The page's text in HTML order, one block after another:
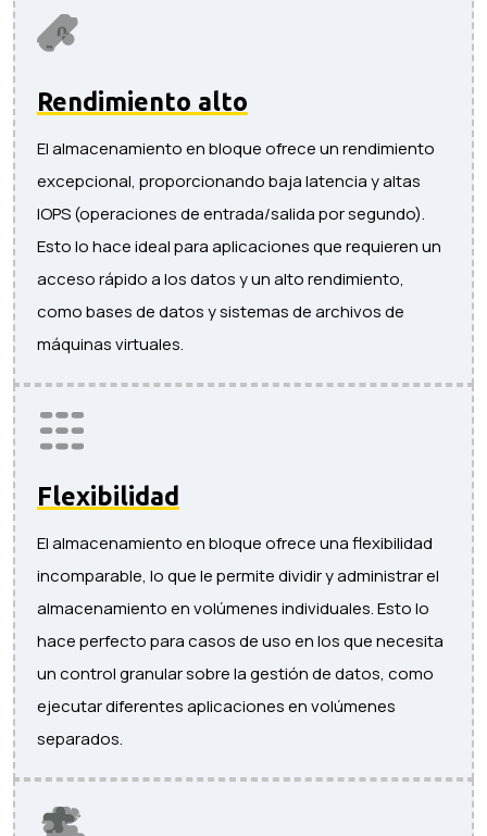
Rendimiento alto
El almacenamiento en bloque ofrece un rendimiento
excepcional, proporcionando baja latencia y altas
IOPS (operaciones de entrada/salida por segundo).
Esto lo hace ideal para aplicaciones que requieren un
acceso rápido a los datos y un alto rendimiento,
como bases de datos y sistemas de archivos de
máquinas virtuales.
Flexibilidad
El almacenamiento en bloque ofrece una flexibilidad
incomparable, lo que le permite dividir y administrar el
almacenamiento en volúmenes individuales. Esto lo
hace perfecto para casos de uso en los que necesita
un control granular sobre la gestión de datos, como
ejecutar diferentes aplicaciones en volúmenes
separados.